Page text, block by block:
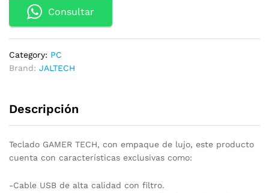
Consultar
Category: PC
Brand: JALTECH
Descripción
Teclado GAMER TECH, con empaque de lujo, este producto
cuenta con características exclusivas como:
-Cable USB de alta calidad con filtro.